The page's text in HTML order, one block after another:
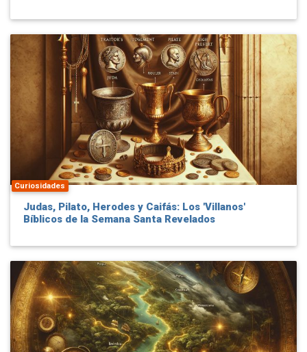
Curiosidades
Judas, Pilato, Herodes y Caifás: Los 'Villanos'
Bíblicos de la Semana Santa Revelados